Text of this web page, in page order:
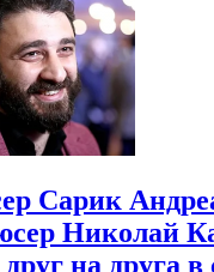
Сарик
Николай
на друга в